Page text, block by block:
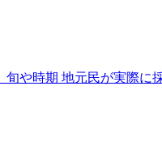
旬や時期 地元民が実際に